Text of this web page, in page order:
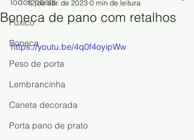
Fuxico
Boneca
Peso de porta
Lembrancinha
Caneta decorada
Porta pano de prato
Boneca de pano com retalhos
12 de abr. de 2023 0 min de leitura
https://youtu.be/4q0f4oyipWw